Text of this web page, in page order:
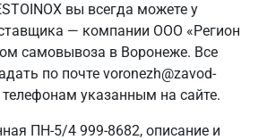
вы всегда можете у
— компании ООО «Регион
самовывоза в Воронеже. Все
по почте voronezh@zavod-
указанным на сайте.
ПН-5/4 999-8682, описание и